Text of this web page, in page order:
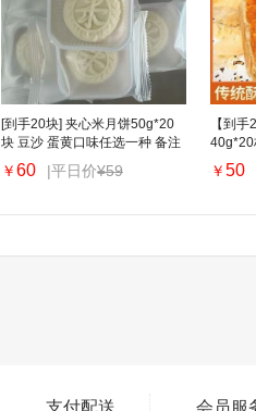
[到手20块] 夹心米月饼50g*20
块 豆沙 蛋黄口味任选一种 备注
￥ 60 |平日价¥59
【到
40g*20
￥ 50
支付配送 会员服